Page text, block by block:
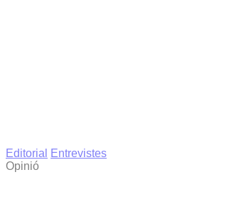
Editorial
Entrevistes
Opinió